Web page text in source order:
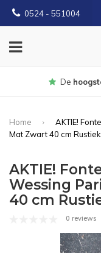
0524 - 551004
Home
AKTIE!
Mat Zwart 40 cm
AKTIE!
Wessing
40 cm
0 reviews